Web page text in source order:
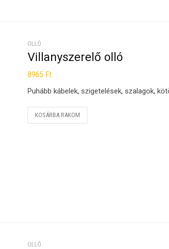
OLLÓ
Villanyszerelő olló
8965 Ft
Puhább kábelek, szigetelések, szalagok,
KOSÁRBA RAKOM
OLLÓ